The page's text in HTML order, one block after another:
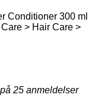
Conditioner 300 ml
> Hair Care >
25 anmeldelser